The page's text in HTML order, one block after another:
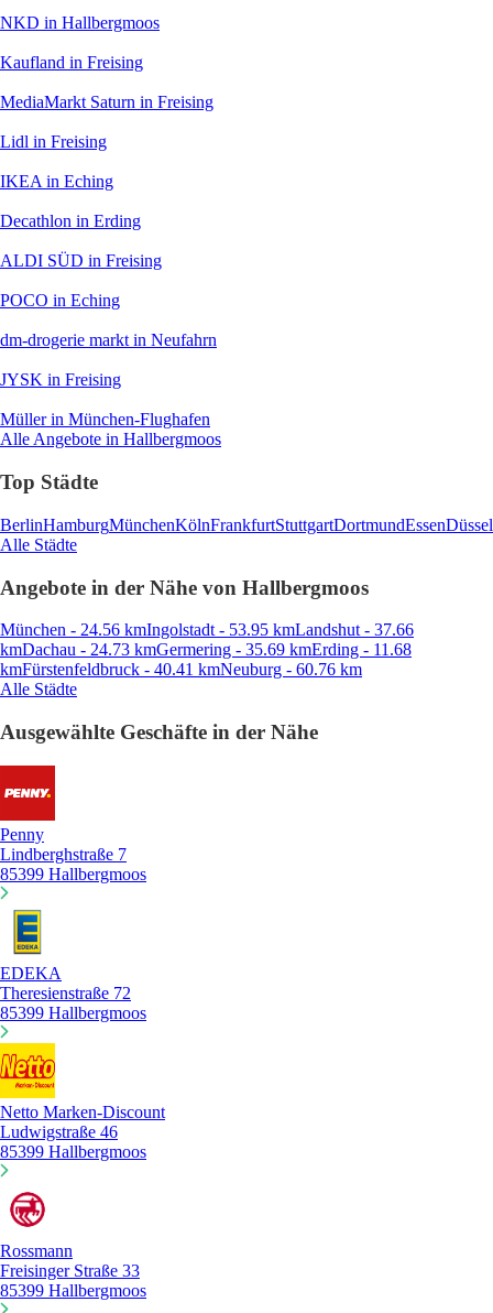
NKD in Hallbergmoos
Kaufland in Freising
MediaMarkt Saturn in Freising
Lidl in Freising
IKEA in Eching
Decathlon in Erding
ALDI SÜD in Freising
POCO in Eching
dm-drogerie markt in Neufahrn
JYSK in Freising
Müllerin München-Flughafen
Alle Angebote in Hallbergmoos
Top Städte
BerlinHamburgMünchenKölnFrankfurtStuttgartDortmundEssen
Alle Städte
Angebote in der Nähe von Hallbergmoos
München - 24.56 kmIngolstadt - 53.95 kmLandshut - 37.66
kmDachau - 24.73 kmGermering - 35.69 kmErding - 11.68
kmFürstenfeldbruck - 40.41 kmNeuburg - 60.76 km
Alle Städte
Ausgewählte Geschäfte in der Nähe
Penny
Lindberghstraße 7
85399 Hallbergmoos
EDEKA
Theresienstraße 72
85399 Hallbergmoos
Netto Marken-Discount
Ludwigstraße 46
85399 Hallbergmoos
Rossmann
Freisinger Straße 33
85399 Hallbergmoos